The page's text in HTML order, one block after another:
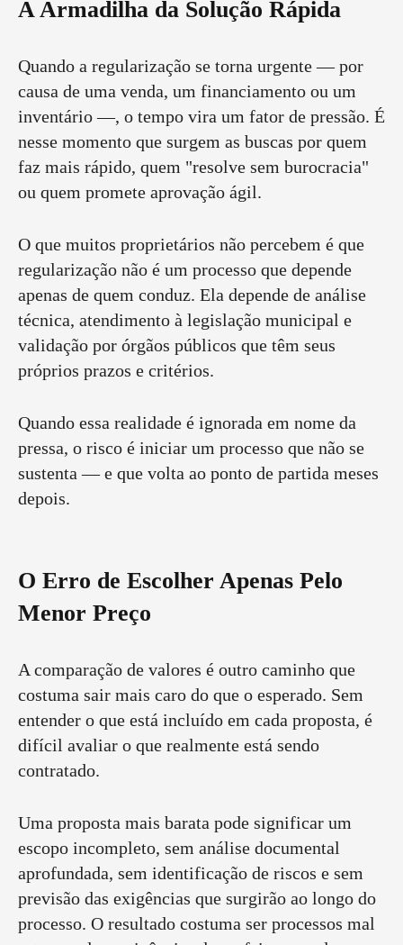
A Armadilha da Solução Rápida
Quando a regularização se torna urgente — por
causa de uma venda, um financiamento ou um
inventário —, o tempo vira um fator de pressão. É
nesse momento que surgem as buscas por quem
faz mais rápido, quem "resolve sem burocracia"
ou quem promete aprovação ágil.
O que muitos proprietários não percebem é que
regularização não é um processo que depende
apenas de quem conduz. Ela depende de análise
técnica, atendimento à legislação municipal e
validação por órgãos públicos que têm seus
próprios prazos e critérios.
Quando essa realidade é ignorada em nome da
pressa, o risco é iniciar um processo que não se
sustenta — e que volta ao ponto de partida meses
depois.
O Erro de Escolher Apenas Pelo
Menor Preço
A comparação de valores é outro caminho que
costuma sair mais caro do que o esperado. Sem
entender o que está incluído em cada proposta, é
difícil avaliar o que realmente está sendo
contratado.
Uma proposta mais barata pode significar um
escopo incompleto, sem análise documental
aprofundada, sem identificação de riscos e sem
previsão das exigências que surgirão ao longo do
processo. O resultado costuma ser processos mal